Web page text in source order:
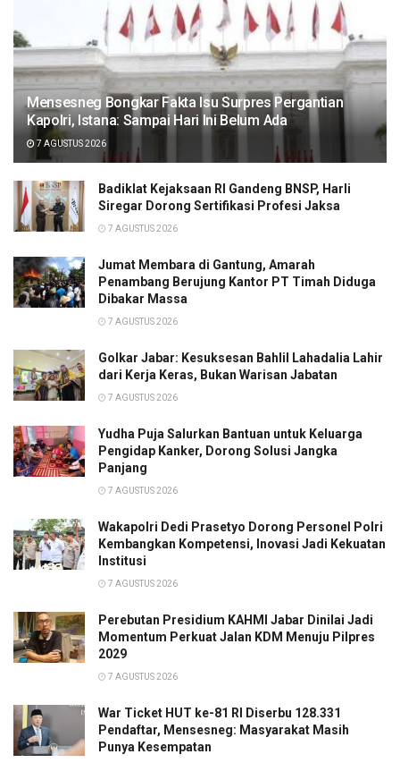
Mensesneg Bongkar Fakta Isu Surpres Pergantian
Kapolri, Istana: Sampai Hari Ini Belum Ada
7 AGUSTUS 2026
Badiklat Kejaksaan RI Gandeng BNSP, Harli
Siregar Dorong Sertifikasi Profesi Jaksa
7 AGUSTUS 2026
Jumat Membara di Gantung, Amarah
Penambang Berujung Kantor PT Timah Diduga
Dibakar Massa
7 AGUSTUS 2026
Golkar Jabar: Kesuksesan Bahlil Lahadalia Lahir
dari Kerja Keras, Bukan Warisan Jabatan
7 AGUSTUS 2026
Yudha Puja Salurkan Bantuan untuk Keluarga
Pengidap Kanker, Dorong Solusi Jangka
Panjang
7 AGUSTUS 2026
Wakapolri Dedi Prasetyo Dorong Personel Polri
Kembangkan Kompetensi, Inovasi Jadi Kekuatan
Institusi
7 AGUSTUS 2026
Perebutan Presidium KAHMI Jabar Dinilai Jadi
Momentum Perkuat Jalan KDM Menuju Pilpres
2029
7 AGUSTUS 2026
War Ticket HUT ke-81 RI Diserbu 128.331
Pendaftar, Mensesneg: Masyarakat Masih
Punya Kesempatan